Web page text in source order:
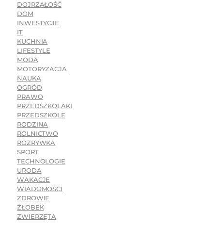
DOJRZAŁOŚĆ
DOM
INWESTYCJE
IT
KUCHNIA
LIFESTYLE
MODA
MOTORYZACJA
NAUKA
OGRÓD
PRAWO
PRZEDSZKOLAKI
PRZEDSZKOLE
RODZINA
ROLNICTWO
ROZRYWKA
SPORT
TECHNOLOGIE
URODA
WAKACJE
WIADOMOŚCI
ZDROWIE
ŻŁOBEK
ZWIERZĘTA